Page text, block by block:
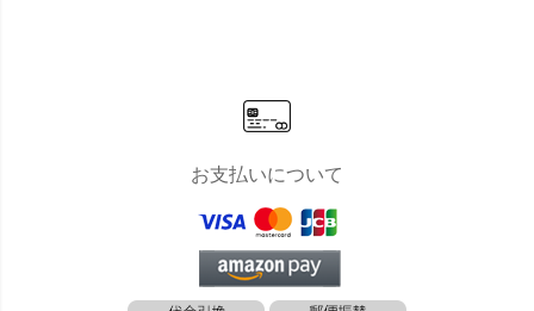
お支払いについて